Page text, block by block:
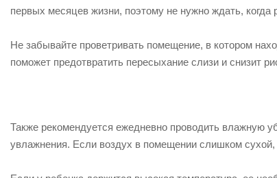
первых месяцев жизни, поэтому не нужно ждать, когда
Не забывайте проветривать помещение, в котором
поможет предотвратить пересыхание слизи и снизит
Также рекомендуется ежедневно проводить влажную
увлажнения. Если воздух в помещении слишком